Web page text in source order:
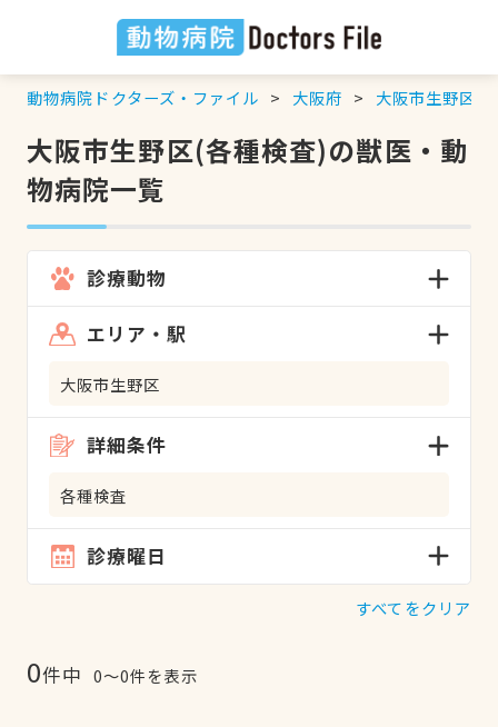
動物病院ドクターズ・ファイル 大阪府 大阪市生野区
大阪市生野区(各種検査)の獣医・動
物病院一覧
診療動物
エリア・駅
大阪市生野区
詳細条件
各種検査
診療曜日
すべてをクリア
0件中 0〜0件を表示